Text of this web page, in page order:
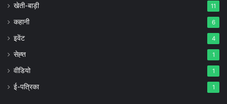
खेती-बाड़ी 11
कहानी 6
इवेंट 4
सेह्त 1
वीडियो 1
ई-पत्रिका 1